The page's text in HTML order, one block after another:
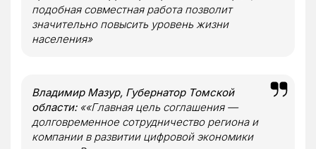
подобная совместная работа позволит
значительно повысить уровень жизни
населения»
Владимир Мазур, Губернатор Томской
области: ««Главная цель соглашения —
долговременное сотрудничество региона и
компании в развитии цифровой экономики